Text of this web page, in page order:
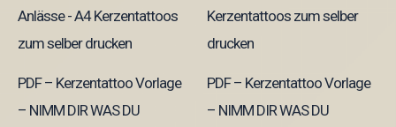
PDF – Kerzentattoo Vorlage
– NIMM DIR WAS DU
PDF – Kerzentattoo Vorlage
– NIMM DIR WAS DU